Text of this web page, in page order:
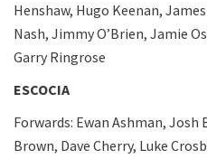
Henshaw, Hugo Keenan,
Nash, Jimmy O’Brien, Jamie
Garry Ringrose
ESCOCIA
Forwards: Ewan Ashman,
Brown, Dave Cherry, Luke